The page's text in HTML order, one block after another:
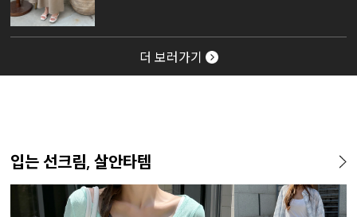
더 보러가기
입는 선크림, 살안타템